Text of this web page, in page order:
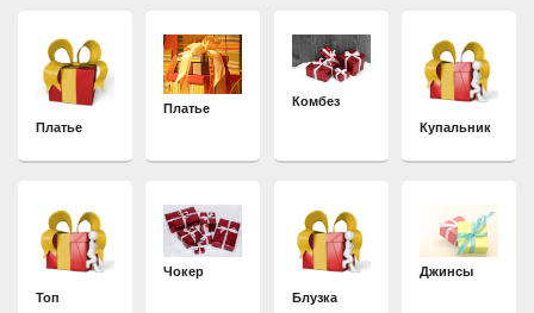
Платье
Платье
Комбез
Купальник
Топ
Чокер
Блузка
Джинсы